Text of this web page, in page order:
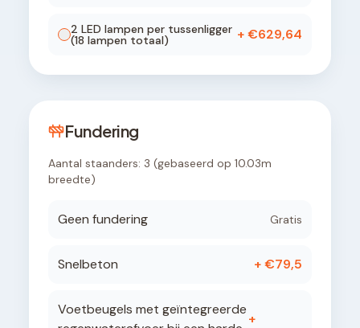
2 LED lampen per tussenligger
(18 lampen totaal) + €629,64
Fundering
Aantal staanders: 3 (gebaseerd op 10.03m
breedte)
Geen fundering Gratis
Snelbeton + €79,5
Voetbeugels met geïntegreerde
+